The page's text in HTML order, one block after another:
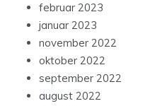
februar 2023
januar 2023
november 2022
oktober 2022
september 2022
august 2022